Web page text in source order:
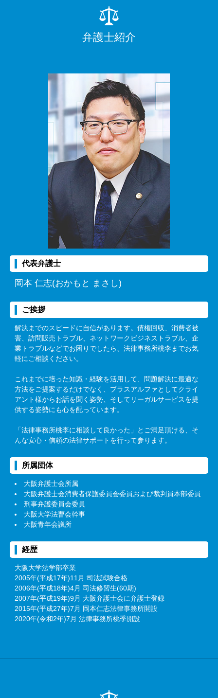
弁護士紹介
代表弁護士
岡本 仁志(おかもと まさし)
ご挨拶
解決までのスピードに自信があります。債権回収、消費者被
害、訪問販売トラブル、ネットワークビジネストラブル、企
業トラブルなどでお困りでしたら、法律事務所桃李までお気
軽にご相談ください。
これまでに培った知識・経験を活用して、問題解決に最適な
方法をご提案するだけでなく、プラスアルファとしてクライ
アント様からお話を聞く姿勢、そしてリーガルサービスを提
供する姿勢にも心を配っています。
「法律事務所桃李に相談して良かった」とご満足頂ける、そ
んな安心・信頼の法律サポートを行って参ります。
所属団体
大阪弁護士会所属
大阪弁護士会消費者保護委員会委員および裁判員本部委員
刑事弁護委員会委員
大阪大学法曹会幹事
大阪青年会議所
経歴
大阪大学法学部卒業
2005年(平成17年)11月 司法試験合格
2006年(平成18年)4月 司法修習生(60期)
2007年(平成19年)9月 大阪弁護士会に弁護士登録
2015年(平成27年)7月 岡本仁志法律事務所開設
2020年(令和2年)7月 法律事務所桃季開設